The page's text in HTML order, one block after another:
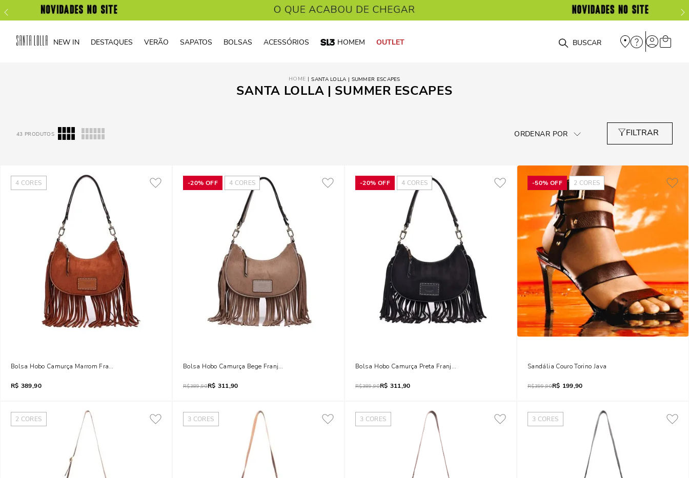
NEW IN DESTAQUES VERÃO SAPATOS BOLSAS ACESSÓRIOS HOMEM OUTLET O que você está procurando?
SANTA LOLLA | SUMMER ESCAPES
SANTA LOLLA | SUMMER ESCAPES
43 PRODUTOS
4 CORES
Bolsa Hobo Camurça Marrom Franjas Alça De Ombro
R$ 389,90
-20% OFF 4 CORES
Bolsa Hobo Camurça Bege Franjas Alça De Ombro
R$389,90R$ 311,90
-20% OFF 4 CORES
Bolsa Hobo Camurça Preta Franjas Alça De Ombro
R$389,90R$ 311,90
-50% OFF 2 CORES
Sandália Couro Torino Java
R$399,90R$ 199,90
2 CORES 3 CORES 3 CORES 3 CORES